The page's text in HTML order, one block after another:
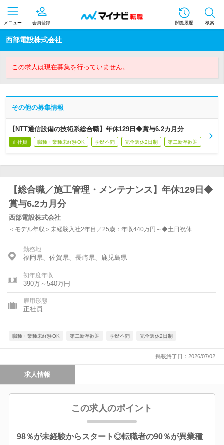
メニュー 会員登録 閲覧履歴 検索
西部電設株式会社
この求人は現在募集を行っていません。
その他の募集情報
【NTT通信設備の技術系総合職】年休129日◆賞与6.2カ月分
正社員 職種・業種未経験OK 学歴不問 完全週休2日制 第二新卒歓迎
【総合職／施工管理・メンテナンス】年休129日◆
賞与6.2カ月分
西部電設株式会社
＜モデル年収＞未経験入社2年目／25歳：年収440万円～◆土日祝休
勤務地
福岡県、佐賀県、長崎県、鹿児島県
初年度年収
390万～540万円
雇用形態
正社員
職種・業種未経験OK 第二新卒歓迎 学歴不問 完全週休2日制
掲載終了日：2026/07/02
求人情報
この求人のポイント
98％が未経験からスタート◎転職者の90％が異業種